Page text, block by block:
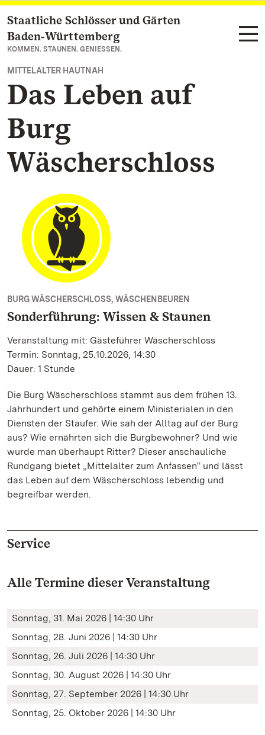
Zum Hauptinhalt springen
Staatliche Schlösser und Gärten
Baden‑Württemberg
KOMMEN. STAUNEN. GENIESSEN.
MITTELALTER HAUTNAH
Das Leben auf
Burg
Wäscherschloss
BURG WÄSCHERSCHLOSS, WÄSCHENBEUREN
Sonderführung: Wissen & Staunen
Veranstaltung mit: Gästeführer Wäscherschloss
Termin: Sonntag, 25.10.2026, 14:30
Dauer: 1 Stunde
Die Burg Wäscherschloss stammt aus dem frühen 13.
Jahrhundert und gehörte einem Ministerialen in den
Diensten der Staufer. Wie sah der Alltag auf der Burg
aus? Wie ernährten sich die Burgbewohner? Und wie
wurde man überhaupt Ritter? Dieser anschauliche
Rundgang bietet „Mittelalter zum Anfassen“ und lässt
das Leben auf dem Wäscherschloss lebendig und
begreifbar werden.
Service
Alle Termine dieser Veranstaltung
Sonntag, 31. Mai 2026 | 14:30 Uhr
Sonntag, 28. Juni 2026 | 14:30 Uhr
Sonntag, 26. Juli 2026 | 14:30 Uhr
Sonntag, 30. August 2026 | 14:30 Uhr
Sonntag, 27. September 2026 | 14:30 Uhr
Sonntag, 25. Oktober 2026 | 14:30 Uhr